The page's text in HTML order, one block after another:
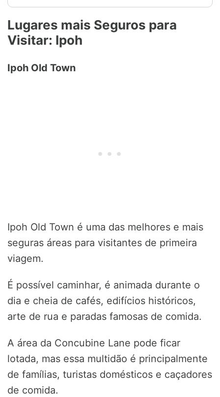
Lugares mais Seguros para
Visitar: Ipoh
Ipoh Old Town
Ipoh Old Town é uma das melhores e mais
seguras áreas para visitantes de primeira
viagem.
É possível caminhar, é animada durante o
dia e cheia de cafés, edifícios históricos,
arte de rua e paradas famosas de comida.
A área da Concubine Lane pode ficar
lotada, mas essa multidão é principalmente
de famílias, turistas domésticos e caçadores
de comida.